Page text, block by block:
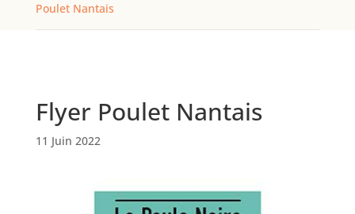
Poulet Nantais
Flyer Poulet Nantais
11 Juin 2022